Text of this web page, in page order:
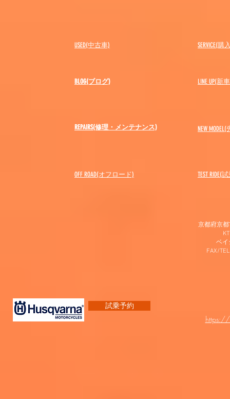
USED(中古車)
BLOG(ブログ)
SERVICE(
LINE UP(新
REPAIRS(修理・メンテナンス) NEW MODEL(
OFF ROAD(オフロード) ​TEST RIDE(
京都府京
ベイ
FAX/
試乗予約
https://